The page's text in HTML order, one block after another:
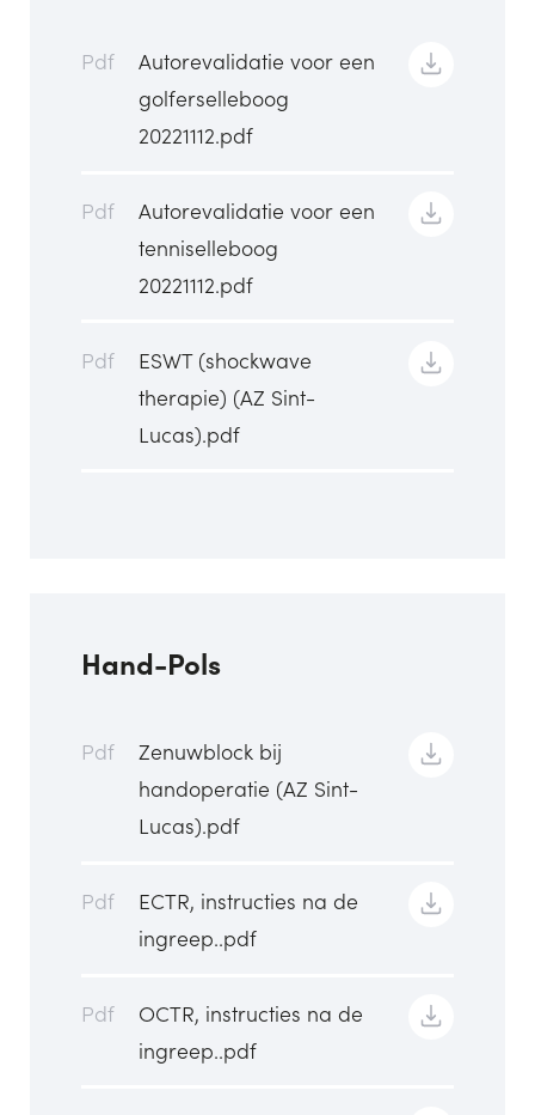
Pdf
Autorevalidatie voor een
golferselleboog
20221112.pdf
Pdf
Autorevalidatie voor een
tenniselleboog
20221112.pdf
Pdf
ESWT (shockwave
therapie) (AZ Sint-
Lucas).pdf
Hand-Pols
Pdf
Zenuwblock bij
handoperatie (AZ Sint-
Lucas).pdf
Pdf
ECTR, instructies na de
ingreep..pdf
Pdf
OCTR, instructies na de
ingreep..pdf